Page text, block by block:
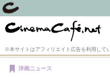
※本サイトはアフィリエイト広告を利用して
洋画ニュース